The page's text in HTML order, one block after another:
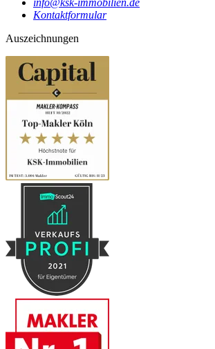
Kontaktformular
Auszeichnungen